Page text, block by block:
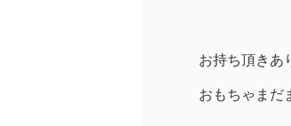
お持ち頂きあ
おもちゃま